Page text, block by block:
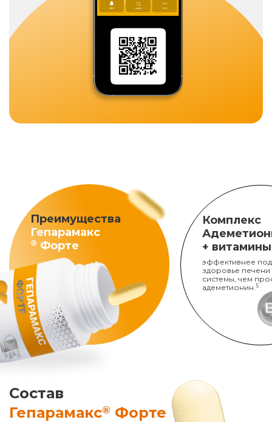
Преимущества
Гепарамакс
® Форте
Комплекс
+
эффективнее
здоровье печени
системы, чем
адеметионин. 5
Состав
Гепарамакс® Форте